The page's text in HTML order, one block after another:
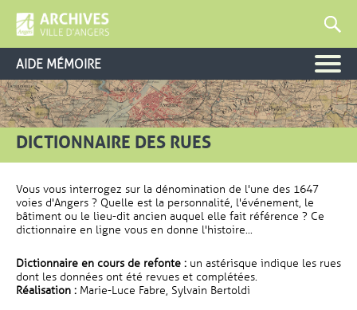
AIDE MÉMOIRE
DICTIONNAIRE DES RUES
Vous vous interrogez sur la dénomination de l'une des 1647
voies d'Angers ? Quelle est la personnalité, l'événement, le
bâtiment ou le lieu-dit ancien auquel elle fait référence ? Ce
dictionnaire en ligne vous en donne l'histoire...
Dictionnaire en cours de refonte : un astérisque indique les rues
dont les données ont été revues et complétées.
Réalisation : Marie-Luce Fabre, Sylvain Bertoldi